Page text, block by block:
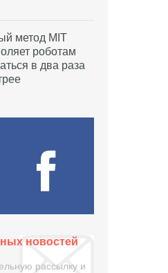
метод MIT
роботам
в два раза
новостей
рассылку и